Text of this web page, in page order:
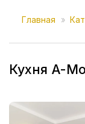
Главная »
Кухня A-